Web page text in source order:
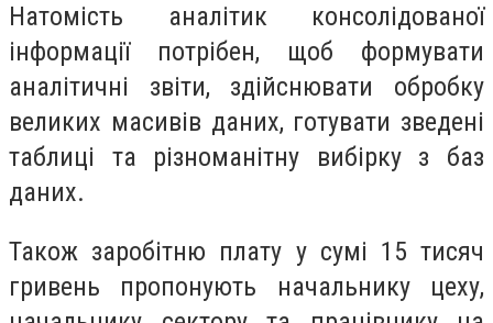
Натомість аналітик консолідованої
інформації потрібен, щоб формувати
аналітичні звіти, здійснювати обробку
великих масивів даних, готувати зведені
таблиці та різноманітну вибірку з баз
даних.
Також заробітню плату у сумі 15 тисяч
гривень пропонують начальнику цеху,